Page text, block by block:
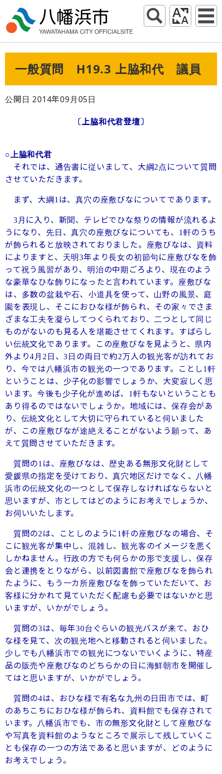
一般質問 H19.3 上脇和代 議員
公開日 2014年09月05日
〔上脇和代君登壇〕
○上脇和代君
それでは、通告書に従いまして、大綱2 点について質問
させていただきます。
まず、大綱1 は、真穴の座敷びなについてであります。
3月に入り、新聞、テレビでひな祭りの情報が流れるよ
うになり、先日、真穴の座敷びなについても、
1 軒のうち
が飾られると放映されておりました。座敷びなは、資料
によりますと、天明3年より長女の初節句に座敷びなを飾
って祝う風習があり、明治の中期ごろより、現在のよう
な豪華なひな飾りになったと言われています。座敷びな
は、多数の盆栽や石、小道具を使って、山野の風景、庭
園を表現し、そこにおひな様が飾られ、その家々でさま
ざまな工夫を凝らしてつくられており、二つとして同じ
ものがないのも見る人を堪能させてくれます。すばらし
い伝統文化であります。この座敷びなを見ようと、県内
外より4月2 日、3日の両日で約2万人の観光客が訪れてお
り、今では八幡浜市の観光の一つであります。ことし 1軒
ということは、少子化の影響でしょうか、大変寂しく思
います。今後も少子化が進めば、
1 軒もないということも
あり得るのではないでしょうか。地域には、保存会があ
り、伝統文化として大切に守られていると伺いました
が、この座敷びなが途絶えることがないよう願って、あ
えて質問させていただきます。
質問の1 は、座敷びなは、歴史ある無形文化財として
愛媛県の指定を受けており、真穴地区だけでなく、八幡
浜市の伝統文化の一つとして保存しなければならないと
思いますが、市としてはどのようにお考えでしょうか、
お伺いいたします。
質問の2は、ことしのように1軒の座敷びなの場合、そ
こに観光客が集中し、混雑し、観光客のイメージを悪く
しかねません。行政の方でも何らかの形で支援し、保存
会と連携をとりながら、以前図書館で座敷びなを飾られ
たように、もう一カ所座敷びなを飾っていただいて、お
客様に分かれて見ていただく配慮も必要ではないかと思
いますが、いかがでしょう。
質問の3は、毎年30台ぐらいの観光バスが来て、おひ
な様を見て、次の観光地へと移動されると伺いました。
少しでも八幡浜市での観光につないでいくように、特産
品の販売や座敷びなのどちらかの日に海鮮朝市を開催し
てはと思いますが、いかがでしょう。
質問の4は、おひな様で有名な九州の日田市では、町
のあちこちにおひな様が飾られ、資料館でも保存されて
います。八幡浜市でも、市の無形文化財として座敷びな
や写真を資料館のようなところで展示して残していくこ
とも保存の一つの方法であると思いますが、どのように
お考えでしょう。